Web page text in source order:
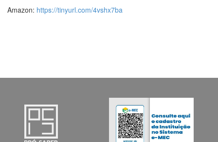
Amazon: https://tinyurl.com/4vshx7ba